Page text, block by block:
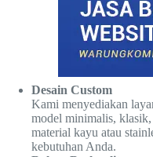
Desain Custom
Kami menyediakan
model minimalis,
material kayu atau
kebutuhan Anda.